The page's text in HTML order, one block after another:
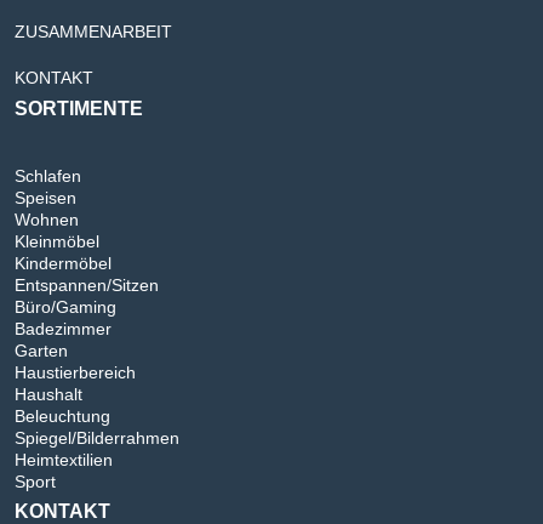
ZUSAMMENARBEIT
KONTAKT
SORTIMENTE
Schlafen
Speisen
Wohnen
Kleinmöbel
Kindermöbel
Entspannen/Sitzen
Büro/Gaming
Badezimmer
Garten
Haustierbereich
Haushalt
Beleuchtung
Spiegel/Bilderrahmen
Heimtextilien
Sport
KONTAKT